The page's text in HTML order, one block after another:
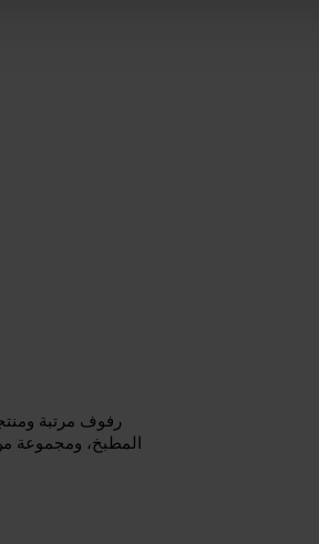
رفوف مرتبة
المطبخ، ومجموعة